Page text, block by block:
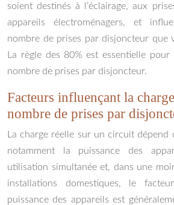
soient destinés à l’éclairage, aux
appareils électroménagers, et
nombre de prises par disjoncteur que
La règle des 80% est essentielle
nombre de prises par disjoncteur.
Facteurs influençant la
nombre de prises par
La charge réelle sur un circuit dépend
notamment la puissance des
utilisation simultanée et, dans une
installations domestiques, le
puissance des appareils est